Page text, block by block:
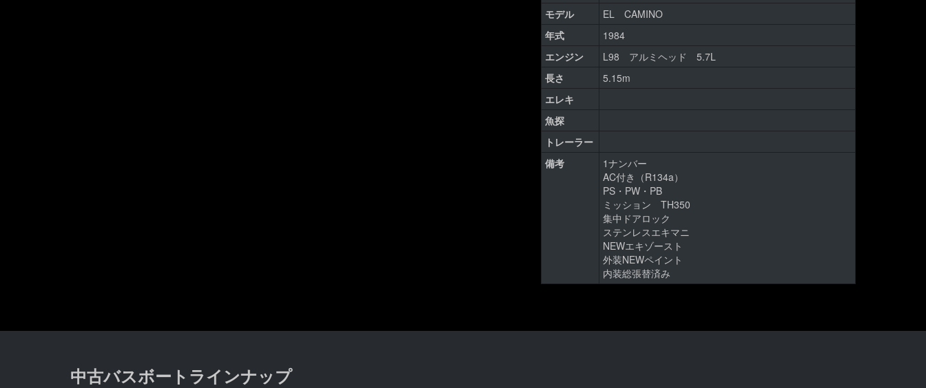
モデル
EL CAMINO
年式
1984
エンジン
L98 アルミヘッド 5.7L
長さ
5.15m
エレキ
魚探
トレーラー
備考
1ナンバー
AC付き（R134a）
PS・PW・PB
ミッション TH350
集中ドアロック
ステンレスエキマニ
NEWエキゾースト
外装NEWペイント
内装総張替済み
中古バスボートラインナップ